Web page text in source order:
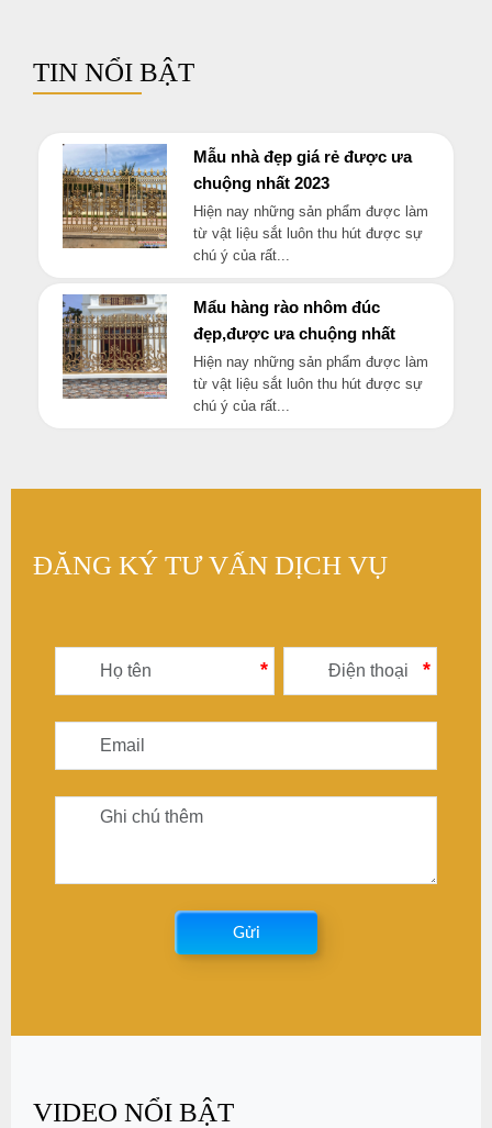
TIN NỔI BẬT
Mẫu nhà đẹp giá rẻ được ưa
chuộng nhất 2023
Hiện nay những sản phẩm được làm
từ vật liệu sắt luôn thu hút được sự
chú ý của rất...
Mẩu hàng rào nhôm đúc
đẹp,được ưa chuộng nhất
Hiện nay những sản phẩm được làm
từ vật liệu sắt luôn thu hút được sự
chú ý của rất...
ĐĂNG KÝ TƯ VẤN DỊCH VỤ
* *
Gửi
VIDEO NỔI BẬT